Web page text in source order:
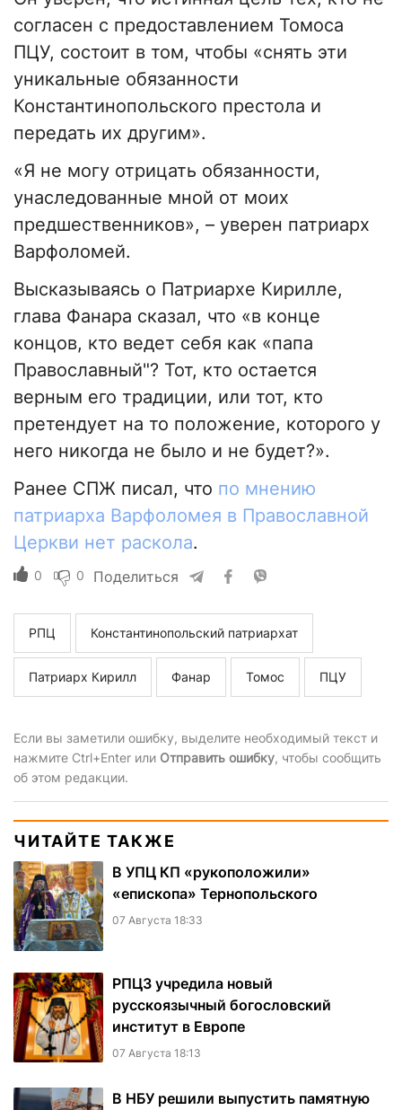
согласен с предоставлением Томоса
ПЦУ, состоит в том, чтобы «снять эти
уникальные обязанности
Константинопольского престола и
передать их другим».
«Я не могу отрицать обязанности,
унаследованные мной от моих
предшественников», – уверен патриарх
Варфоломей.
Высказываясь о Патриархе Кирилле,
глава Фанара сказал, что «в конце
концов, кто ведет себя как «папа
Православный"? Тот, кто остается
верным его традиции, или тот, кто
претендует на то положение, которого у
него никогда не было и не будет?».
Ранее СПЖ писал, что по мнению
патриарха Варфоломея в Православной
Церкви нет раскола.
0 0 Поделиться
РПЦ Константинопольский патриархат
Патриарх Кирилл Фанар Томос ПЦУ
Если вы заметили ошибку, выделите необходимый текст и
нажмите Ctrl+Enter или Отправить ошибку, чтобы сообщить
об этом редакции.
ЧИТАЙТЕ ТАКЖЕ
В УПЦ КП «рукоположили»
«епископа» Тернопольского
07 Августа 18:33
РПЦЗ учредила новый
русскоязычный богословский
институт в Европе
07 Августа 18:13
В НБУ решили выпустить памятную